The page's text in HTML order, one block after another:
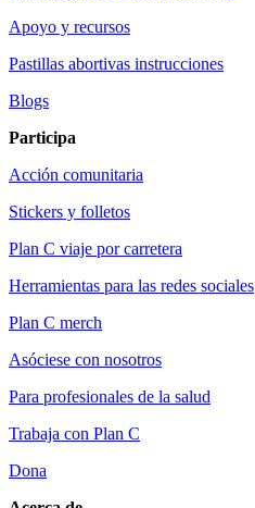
Apoyo y recursos
Pastillas abortivas instrucciones
Blogs
Participa
Acción comunitaria
Stickers y folletos
Plan C viaje por carretera
Herramientas para las redes sociales
Plan C merch
Asóciese con nosotros
Para profesionales de la salud
Trabaja con Plan C
Dona